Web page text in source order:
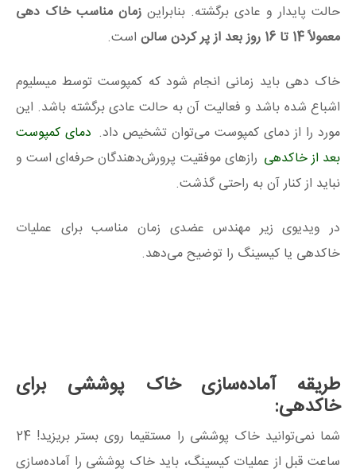
حالت پایدار و عادی برگشته. بنابراین زمان مناسب خاک دهی
معمولاً 14 تا 16 روز بعد از پر کردن سالن
است.
خاک دهی باید زمانی انجام شود که کمپوست توسط میسلیوم
اشباع شده باشد و فعالیت آن به حالت عادی برگشته باشد. این
مورد را از دمای کمپوست می‌توان تشخیص داد. دمای کمپوست
بعد از خاکدهی رازهای موفقیت پرورش‌دهندگان حرفه‌ای است و
نباید از کنار آن به راحتی گذشت.
در ویدیوی زیر مهندس عضدی زمان مناسب برای عملیات
خاکدهی یا کیسینگ را توضیح می‌دهد.
طریقه آماده‌سازی خاک پوششی برای
خاکدهی:
شما نمی‌توانید خاک پوششی را مستقیما روی بستر بریزید! 24
ساعت قبل از عملیات کیسینگ، باید خاک پوششی را آماده‌سازی